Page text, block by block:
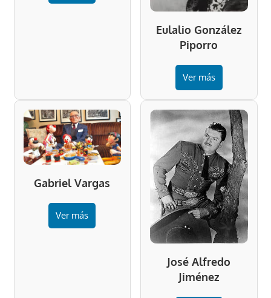
Eulalio González
Piporro
Ver más
Gabriel Vargas
Ver más
José Alfredo
Jiménez